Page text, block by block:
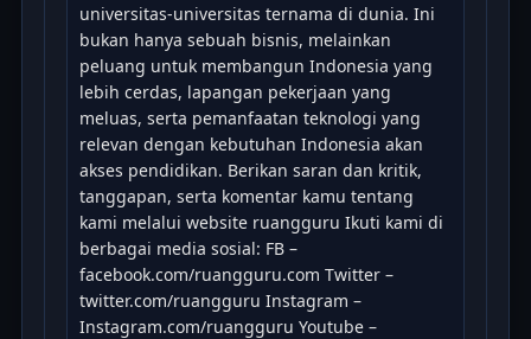
universitas-universitas ternama di dunia. Ini
bukan hanya sebuah bisnis, melainkan
peluang untuk membangun Indonesia yang
lebih cerdas, lapangan pekerjaan yang
meluas, serta pemanfaatan teknologi yang
relevan dengan kebutuhan Indonesia akan
akses pendidikan. Berikan saran dan kritik,
tanggapan, serta komentar kamu tentang
kami melalui website ruangguru Ikuti kami di
berbagai media sosial: FB –
facebook.com/ruangguru.com Twitter –
twitter.com/ruangguru Instagram –
Instagram.com/ruangguru Youtube –